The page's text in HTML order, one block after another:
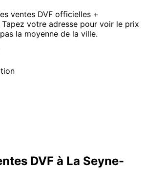
ventes DVF officielles +
Tapez votre adresse pour voir le prix
la moyenne de la ville.
DVF à La Seyne-